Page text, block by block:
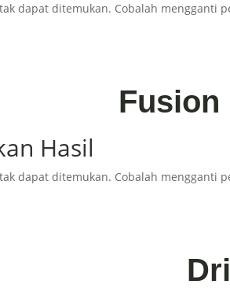
dapat ditemukan. Cobalah mengganti
Fusion
Hasil
dapat ditemukan. Cobalah mengganti